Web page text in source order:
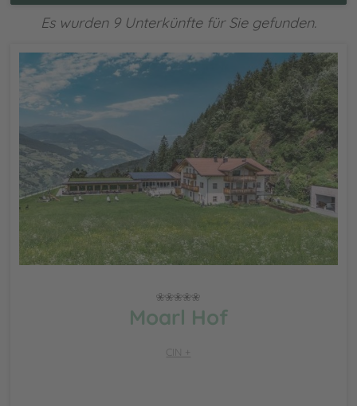
Es wurden 9 Unterkünfte für Sie gefunden.
Moarl Hof
CIN +